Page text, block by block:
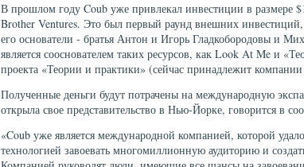
В прошлом году Coub уже привлекал инвестиции в размере
Brother Ventures. Это был первый раунд внешних инвестиций,
его основатели - братья Антон и Игорь Гладкобородовы и
является сооснователем таких ресурсов, как Look At Me и
проекта «Теории и практики» (сейчас принадлежит
Полученные деньги будут потрачены на международную
открыла свое представительство в Нью-Йорке, говорится в
«Coub уже является международной компанией, которой
технологией завоевать многомиллионную аудиторию и